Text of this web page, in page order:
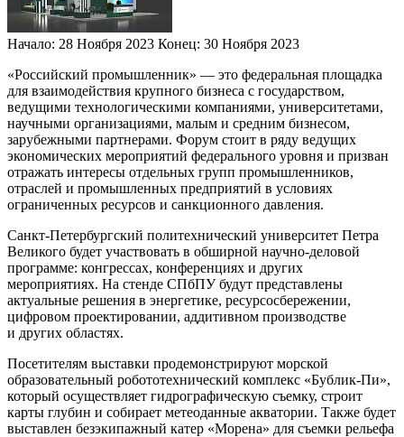
Начало: 28 Ноября 2023 Конец: 30 Ноября 2023
«Российский промышленник» — это федеральная площадка
для взаимодействия крупного бизнеса с государством,
ведущими технологическими компаниями, университетами,
научными организациями, малым и средним бизнесом,
зарубежными партнерами. Форум стоит в ряду ведущих
экономических мероприятий федерального уровня и призван
отражать интересы отдельных групп промышленников,
отраслей и промышленных предприятий в условиях
ограниченных ресурсов и санкционного давления.
Санкт-Петербургский политехнический университет Петра
Великого будет участвовать в обширной научно-деловой
программе: конгрессах, конференциях и других
мероприятиях. На стенде СПбПУ будут представлены
актуальные решения в энергетике, ресурсосбережении,
цифровом проектировании, аддитивном производстве
и других областях.
Посетителям выставки продемонстрируют морской
образовательный робототехнический комплекс «Бублик-Пи»,
который осуществляет гидрографическую съемку, строит
карты глубин и собирает метеоданные акватории. Также будет
выставлен безэкипажный катер «Морена» для съемки рельефа